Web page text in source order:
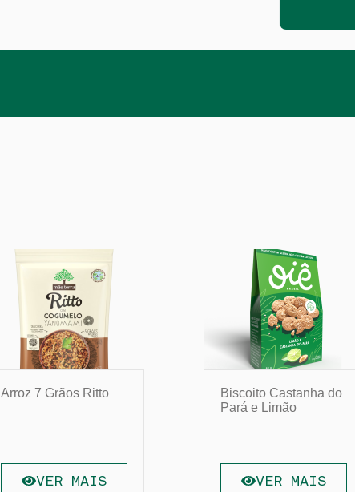
Arroz 7 Grãos Ritto
VER MAIS
Biscoito Castanha do
Pará e Limão
VER MAIS